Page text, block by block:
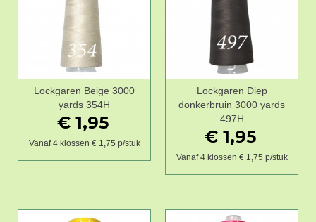
Lockgaren Beige 3000
yards 354H
€ 1,95
Vanaf 4 klossen € 1,75 p/stuk
Lockgaren Diep
donkerbruin 3000 yards
497H
€ 1,95
Vanaf 4 klossen € 1,75 p/stuk